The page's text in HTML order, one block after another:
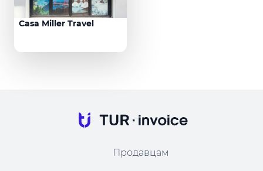
Casa Miller Travel
Продавцам